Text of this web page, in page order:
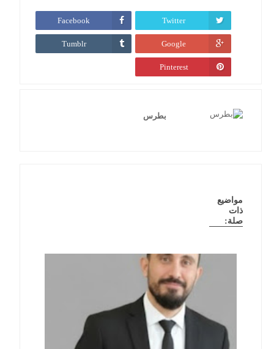
Twitter
Facebook
Google
Tumblr
Pinterest
بطرس
مواضيع
ذات
صلة: